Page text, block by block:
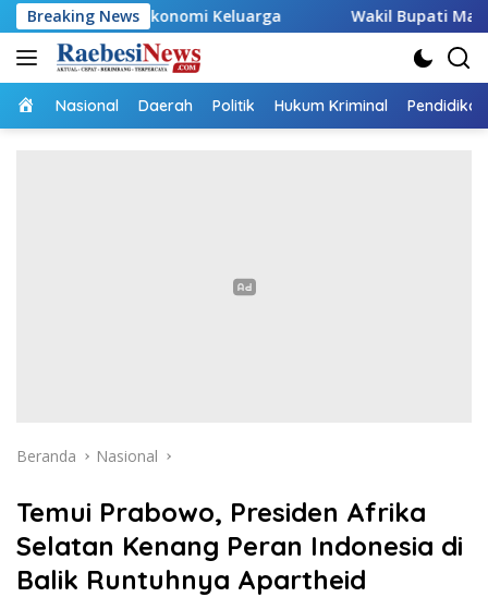
Langsung
ke
konten
Breaking News
Keluarga Wakil Bupati Malaka HMS Tinjau
Home
Nasional Daerah Politik Hukum Kriminal Pendidikan
Beranda Nasional
Temui Prabowo, Presiden Afrika
Selatan Kenang Peran Indonesia di
Balik Runtuhnya Apartheid